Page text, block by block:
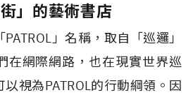
」的藝術書店
」名稱，取自「巡邏」
在網際網路，也在現實世界巡
視為PATROL的行動綱領。因